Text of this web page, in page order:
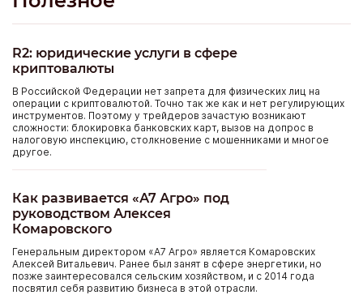
R2: юридические услуги в сфере
криптовалюты
В Российской Федерации нет запрета для физических лиц на
операции с криптовалютой. Точно так же как и нет регулирующих
инструментов. Поэтому у трейдеров зачастую возникают
сложности: блокировка банковских карт, вызов на допрос в
налоговую инспекцию, столкновение с мошенниками и многое
другое.
Как развивается «А7 Агро» под
руководством Алексея
Комаровского
Генеральным директором «А7 Агро» является Комаровских
Алексей Витальевич. Ранее был занят в сфере энергетики, но
позже заинтересовался сельским хозяйством, и с 2014 года
посвятил себя развитию бизнеса в этой отрасли.